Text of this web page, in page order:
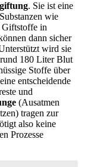
. Sie ist eine
wie
Giftstoffe in
dann sicher
wird sie
180 Liter Blut
Stoffe über
entscheidende
und
(Ausatmen
tragen zur
also keine
Prozesse